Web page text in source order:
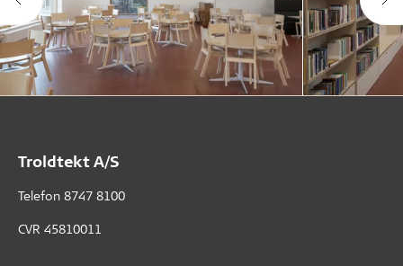
Troldtekt A/S
Telefon 8747 8100
CVR 45810011